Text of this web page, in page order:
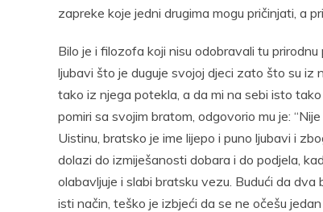
zapreke koje jedni drugima mogu pričinjati, a
Bilo je i filozofa koji nisu odobravali tu
ljubavi što je duguje svojoj djeci zato što su iz
tako iz njega potekla, a da mi na sebi isto
pomiri sa svojim bratom, odgovorio mu je:
Uistinu, bratsko je ime lijepo i puno ljubavi i
dolazi do izmiješanosti dobara i do podjela,
olabavljuje i slabi bratsku vezu. Budući da
isti način, teško je izbjeći da se ne očešu